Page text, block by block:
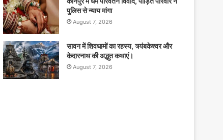
पुलिस से न्याय मांगा
August 7, 2026
सावन में शिवधामों का रहस्य, त्र्यंबकेश्वर और
केदारनाथ की अद्भुत कथाएं।
August 7, 2026